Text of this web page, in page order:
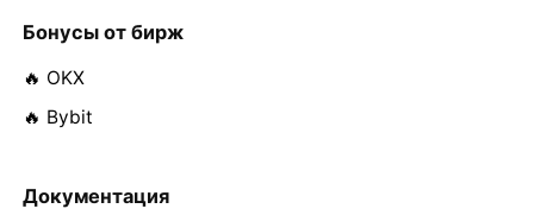
Бонусы от бирж
🔥 OKX
🔥 Bybit
Документация